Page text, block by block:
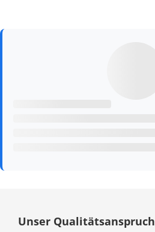
Unser Qualitätsanspruch